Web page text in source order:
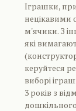
Іграшки,
нецікавими
м'ячики. З
які
керуйтеся
виборі
3 років з
дошкільного